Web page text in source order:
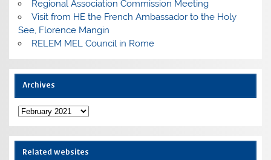
Regional Association Commission Meeting
Visit from HE the French Ambassador to the Holy
See, Florence Mangin
RELEM MEL Council in Rome
Archives
Archives
Related websites